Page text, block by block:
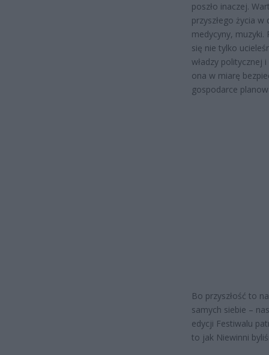
poszło inaczej.
przyszłego życia
medycyny,
się nie tylko
władzy politycznej
ona w miarę
gospodarce
Bo przyszłość to
samych siebie –
edycji Festiwalu
to jak Niewinni